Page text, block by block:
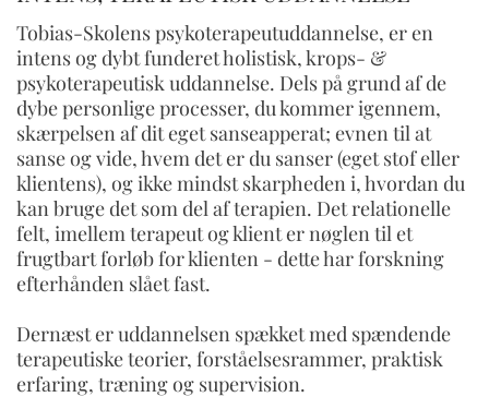
Tobias-Skolens psykoterapeutuddannelse, er en
intens og dybt funderet holistisk, krops- &
psykoterapeutisk uddannelse. Dels på grund af de
dybe personlige processer, du kommer igennem,
skærpelsen af dit eget sanseapperat; evnen til at
sanse og vide, hvem det er du sanser (eget stof eller
klientens), og ikke mindst skarpheden i, hvordan du
kan bruge det som del af terapien. Det relationelle
felt, imellem terapeut og klient er nøglen til et
frugtbart forløb for klienten - dette har forskning
efterhånden slået fast.
Dernæst er uddannelsen spækket med spændende
terapeutiske teorier, forståelsesrammer, praktisk
erfaring, træning og supervision.